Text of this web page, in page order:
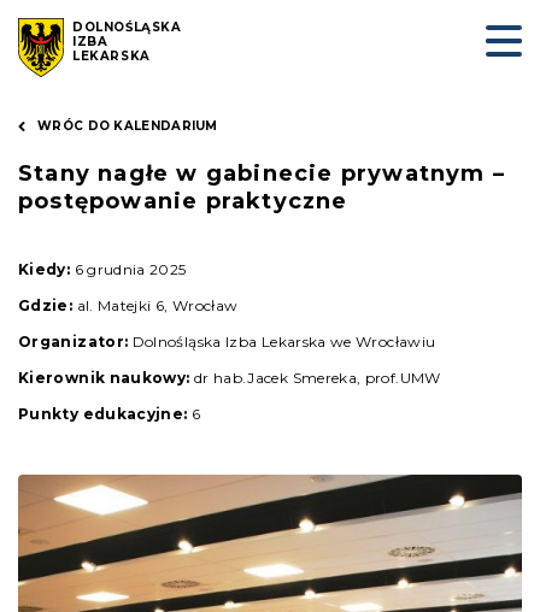
DOLNOŚLĄSKA
IZBA
LEKARSKA
WRÓC DO KALENDARIUM
Stany nagłe w gabinecie prywatnym –
postępowanie praktyczne
Kiedy: 6 grudnia 2025
Gdzie: al. Matejki 6, Wrocław
Organizator: Dolnośląska Izba Lekarska we Wrocławiu
Kierownik naukowy: dr hab.Jacek Smereka, prof.UMW
Punkty edukacyjne: 6